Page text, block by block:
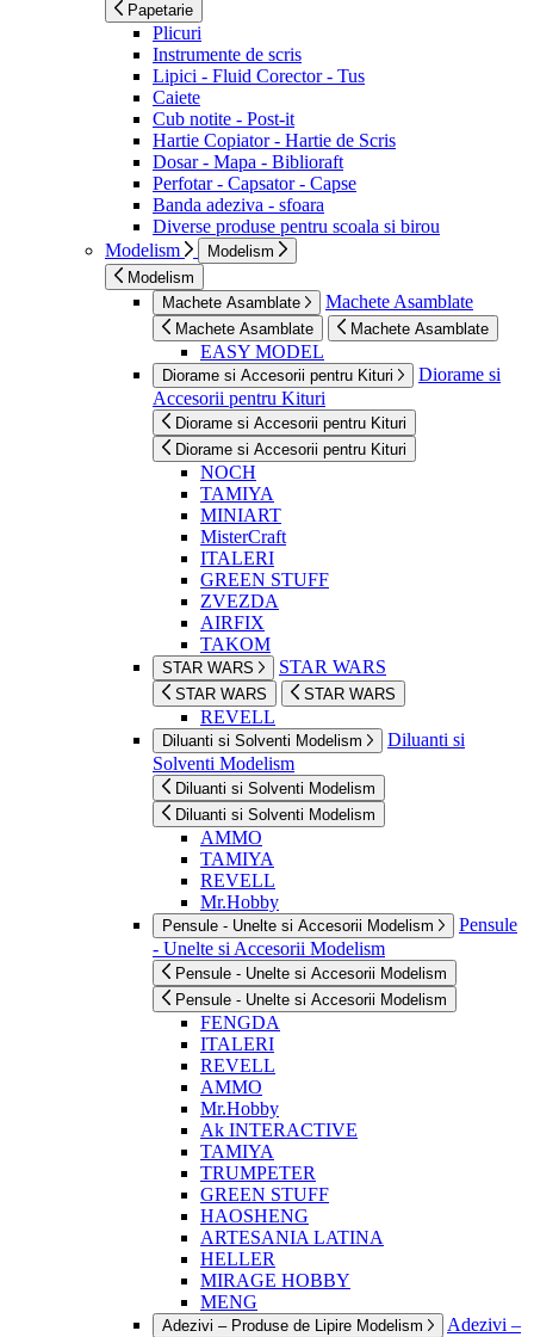
Papetarie
Plicuri
Instrumente de scris
Lipici - Fluid Corector - Tus
Caiete
Cub notite - Post-it
Hartie Copiator - Hartie de Scris
Dosar - Mapa - Biblioraft
Perfotar - Capsator - Capse
Banda adeziva - sfoara
Diverse produse pentru scoala si birou
Modelism
Modelism
Modelism
Machete Asamblate
Machete Asamblate
Machete Asamblate Machete Asamblate
EASY MODEL
Diorame si Accesorii pentru Kituri
Diorame si
Accesorii pentru Kituri
Diorame si Accesorii pentru Kituri
Diorame si Accesorii pentru Kituri
NOCH
TAMIYA
MINIART
MisterCraft
ITALERI
GREEN STUFF
ZVEZDA
AIRFIX
TAKOM
STAR WARS STAR WARS
STAR WARS STAR WARS
REVELL
Diluanti si Solventi Modelism
Diluanti si
Solventi Modelism
Diluanti si Solventi Modelism
Diluanti si Solventi Modelism
AMMO
TAMIYA
REVELL
Mr.Hobby
Pensule - Unelte si Accesorii Modelism
Pensule
- Unelte si Accesorii Modelism
Pensule - Unelte si Accesorii Modelism
Pensule - Unelte si Accesorii Modelism
FENGDA
ITALERI
REVELL
AMMO
Mr.Hobby
Ak INTERACTIVE
TAMIYA
TRUMPETER
GREEN STUFF
HAOSHENG
ARTESANIA LATINA
HELLER
MIRAGE HOBBY
MENG
Adezivi – Produse de Lipire Modelism
Adezivi –